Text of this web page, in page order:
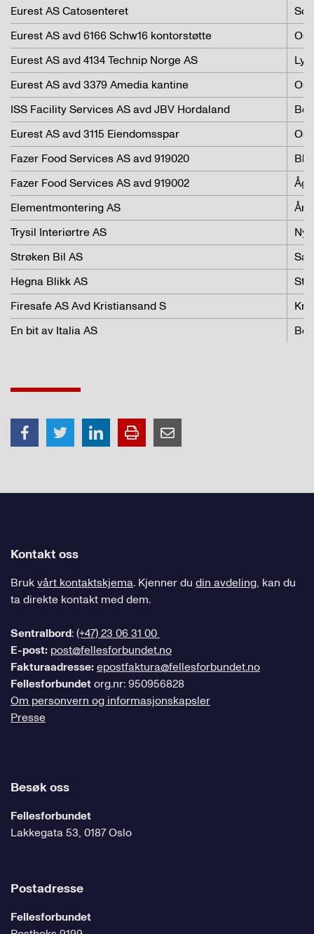
Eurest AS Catosenteret
Son
Eurest AS avd 6166 Schw16 kontorstøtte
Eurest AS avd 4134 Technip Norge AS
Eurest AS avd 3379 Amedia kantine
ISS Facility Services AS avd JBV Hordaland
Eurest AS avd 3115 Eiendomsspar
Fazer Food Services AS avd 919020
Fazer Food Services AS avd 919002
Elementmontering AS
Trysil Interiørtre AS
Strøken Bil AS
Hegna Blikk AS
Firesafe AS Avd Kristiansand S
En bit av Italia AS
Kontakt oss
Brukvårt kontaktskjema. Kjenner du din avdeling, kan du
ta direkte kontakt med dem.
Sentralbord:(+47) 23 06 31 00
E-post: post@fellesforbundet.no
Fakturaadresse:epostfaktura@fellesforbundet.no
Fellesforbundetorg.nr: 950956828
Om personvern og informasjonskapsler
Presse
Besøk oss
Fellesforbundet
Lakkegata 53, 0187 Oslo
Postadresse
Fellesforbundet